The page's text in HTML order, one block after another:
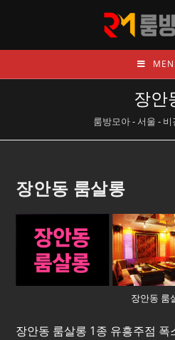
장안
룸방모아-서울 - 비
장안동 룸살롱
장안동 룸
장안동 룸살롱 1종 유흥주점 폭